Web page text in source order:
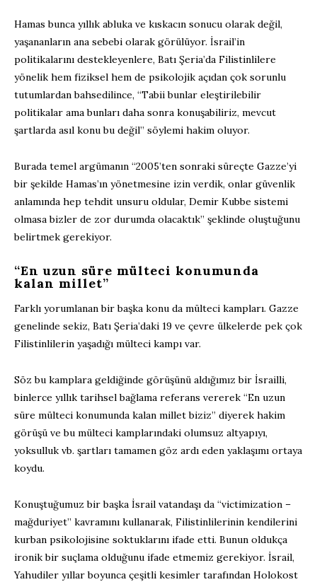
Hamas bunca yıllık abluka ve kıskacın sonucu olarak değil,
yaşananların ana sebebi olarak görülüyor. İsrail’in
politikalarını destekleyenlere, Batı Şeria’da Filistinlilere
yönelik hem fiziksel hem de psikolojik açıdan çok sorunlu
tutumlardan bahsedilince, “Tabii bunlar eleştirilebilir
politikalar ama bunları daha sonra konuşabiliriz, mevcut
şartlarda asıl konu bu değil” söylemi hakim oluyor.
Burada temel argümanın “2005’ten sonraki süreçte Gazze’yi
bir şekilde Hamas’ın yönetmesine izin verdik, onlar güvenlik
anlamında hep tehdit unsuru oldular, Demir Kubbe sistemi
olmasa bizler de zor durumda olacaktık” şeklinde oluştuğunu
belirtmek gerekiyor.
“En uzun süre mülteci konumunda
kalan millet”
Farklı yorumlanan bir başka konu da mülteci kampları. Gazze
genelinde sekiz, Batı Şeria’daki 19 ve çevre ülkelerde pek çok
Filistinlilerin yaşadığı mülteci kampı var.
Söz bu kamplara geldiğinde görüşünü aldığımız bir İsrailli,
binlerce yıllık tarihsel bağlama referans vererek “En uzun
süre mülteci konumunda kalan millet biziz” diyerek hakim
görüşü ve bu mülteci kamplarındaki olumsuz altyapıyı,
yoksulluk vb. şartları tamamen göz ardı eden yaklaşımı ortaya
koydu.
Konuştuğumuz bir başka İsrail vatandaşı da “victimization –
mağduriyet” kavramını kullanarak, Filistinlilerinin kendilerini
kurban psikolojisine soktuklarını ifade etti. Bunun oldukça
ironik bir suçlama olduğunu ifade etmemiz gerekiyor. İsrail,
Yahudiler yıllar boyunca çeşitli kesimler tarafından Holokost